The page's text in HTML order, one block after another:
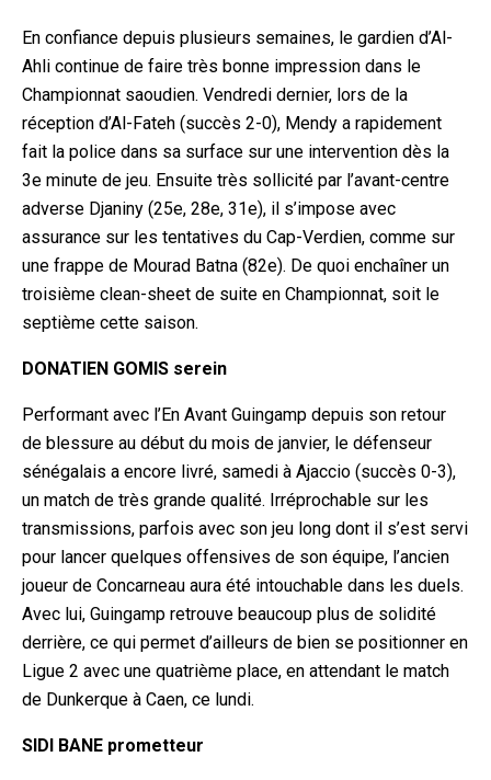
En confiance depuis plusieurs semaines, le gardien d’Al-
Ahli continue de faire très bonne impression dans le
Championnat saoudien. Vendredi dernier, lors de la
réception d’Al-Fateh (succès 2-0), Mendy a rapidement
fait la police dans sa surface sur une intervention dès la
3e minute de jeu. Ensuite très sollicité par l’avant-centre
adverse Djaniny (25e, 28e, 31e), il s’impose avec
assurance sur les tentatives du Cap-Verdien, comme sur
une frappe de Mourad Batna (82e). De quoi enchaîner un
troisième clean-sheet de suite en Championnat, soit le
septième cette saison.
DONATIEN GOMIS serein
Performant avec l’En Avant Guingamp depuis son retour
de blessure au début du mois de janvier, le défenseur
sénégalais a encore livré, samedi à Ajaccio (succès 0-3),
un match de très grande qualité. Irréprochable sur les
transmissions, parfois avec son jeu long dont il s’est servi
pour lancer quelques offensives de son équipe, l’ancien
joueur de Concarneau aura été intouchable dans les duels.
Avec lui, Guingamp retrouve beaucoup plus de solidité
derrière, ce qui permet d’ailleurs de bien se positionner en
Ligue 2 avec une quatrième place, en attendant le match
de Dunkerque à Caen, ce lundi.
SIDI BANE prometteur